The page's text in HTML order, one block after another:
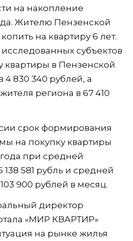
на накопление
Жителю Пензенской
на квартиру 6 лет.
субъектов
в Пензенской
4 830 340 рублей, а
региона в 67 410
срок формирования
на покупку квартиры
при средней
581 рубль и средней
900 рублей в месяц.
директор
«МИР КВАРТИР»
на рынке жилья